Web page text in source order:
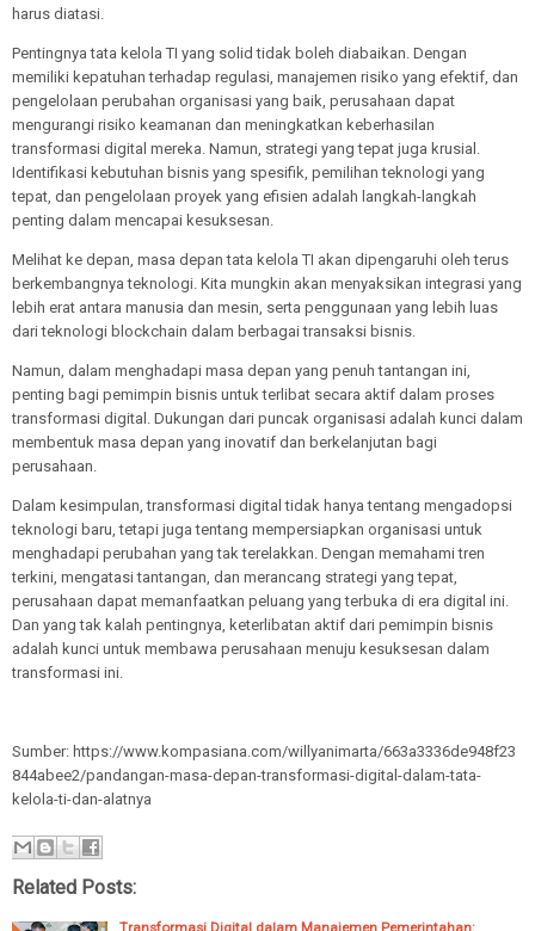
harus diatasi.
Pentingnya tata kelola TI yang solid tidak boleh diabaikan. Dengan
memiliki kepatuhan terhadap regulasi, manajemen risiko yang efektif, dan
pengelolaan perubahan organisasi yang baik, perusahaan dapat
mengurangi risiko keamanan dan meningkatkan keberhasilan
transformasi digital mereka. Namun, strategi yang tepat juga krusial.
Identifikasi kebutuhan bisnis yang spesifik, pemilihan teknologi yang
tepat, dan pengelolaan proyek yang efisien adalah langkah-langkah
penting dalam mencapai kesuksesan.
Melihat ke depan, masa depan tata kelola TI akan dipengaruhi oleh terus
berkembangnya teknologi. Kita mungkin akan menyaksikan integrasi yang
lebih erat antara manusia dan mesin, serta penggunaan yang lebih luas
dari teknologi blockchain dalam berbagai transaksi bisnis.
Namun, dalam menghadapi masa depan yang penuh tantangan ini,
penting bagi pemimpin bisnis untuk terlibat secara aktif dalam proses
transformasi digital. Dukungan dari puncak organisasi adalah kunci dalam
membentuk masa depan yang inovatif dan berkelanjutan bagi
perusahaan.
Dalam kesimpulan, transformasi digital tidak hanya tentang mengadopsi
teknologi baru, tetapi juga tentang mempersiapkan organisasi untuk
menghadapi perubahan yang tak terelakkan. Dengan memahami tren
terkini, mengatasi tantangan, dan merancang strategi yang tepat,
perusahaan dapat memanfaatkan peluang yang terbuka di era digital ini.
Dan yang tak kalah pentingnya, keterlibatan aktif dari pemimpin bisnis
adalah kunci untuk membawa perusahaan menuju kesuksesan dalam
transformasi ini.
Sumber: https://www.kompasiana.com/willyanimarta/663a3336de948f23
844abee2/pandangan-masa-depan-transformasi-digital-dalam-tata-
kelola-ti-dan-alatnya
Related Posts:
Transformasi Digital dalam Manajemen Pemerintahan: